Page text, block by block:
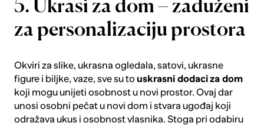
5. Ukrasi za dom – zaduženi
za personalizaciju prostora
Okviri za slike, ukrasna ogledala, satovi, ukrasne
figure i biljke, vaze, sve su to uskrasni dodaciza dom
koji mogu unijeti osobnost u novi prostor. Ovaj dar
unosi osobni pečat u novi dom i stvara ugođaj koji
odražava ukus i osobnost vlasnika. Stoga pri odabiru